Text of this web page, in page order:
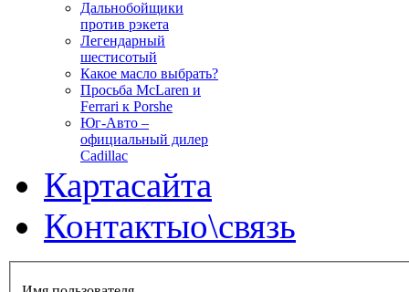
Дальнобойщики
против рэкета
Легендарный
шестисотый
Какое масло выбрать?
Просьба McLaren и
Ferrari к Porshe
Юг-Авто –
официальный дилер
Cadillac
Картасайта
Контактыо\связь